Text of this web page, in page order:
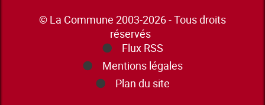
© La Commune 2003-2026 - Tous droits
réservés
Flux RSS
Mentions légales
Plan du site